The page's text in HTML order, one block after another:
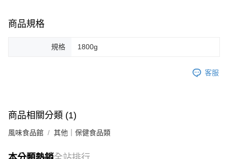
商品規格
規格 1800g
客服
商品相關分類 (1)
風味食品館 其他｜保健食品類